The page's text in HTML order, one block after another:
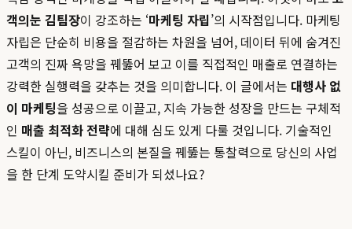
객의눈 김팀장이 강조하는 ‘마케팅 자립’의 시작점입니다. 마케팅
자립은 단순히 비용을 절감하는 차원을 넘어, 데이터 뒤에 숨겨진
고객의 진짜 욕망을 꿰뚫어 보고 이를 직접적인 매출로 연결하는
강력한 실행력을 갖추는 것을 의미합니다. 이 글에서는 대행사 없
이 마케팅을 성공으로 이끌고, 지속 가능한 성장을 만드는 구체적
인 매출 최적화 전략에 대해 심도 있게 다룰 것입니다. 기술적인
스킬이 아닌, 비즈니스의 본질을 꿰뚫는 통찰력으로 당신의 사업
을 한 단계 도약시킬 준비가 되셨나요?